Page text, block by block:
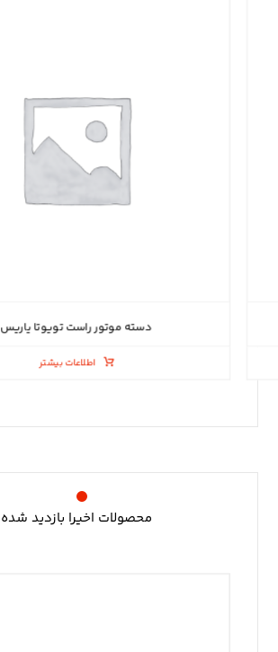
دسته موتور راست تویوتا یاریس
اطلاعات بیشتر
محصولات اخیرا بازدید شده